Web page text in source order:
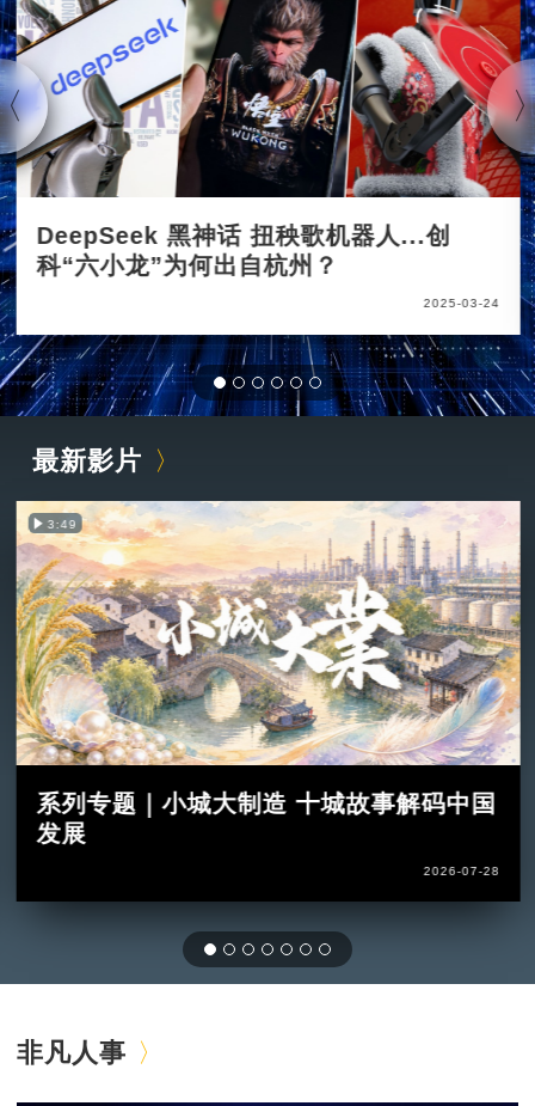
DeepSeek 黑神话 扭秧歌机器人...创
科“六小龙”为何出自杭州？
2025-03-24
最新影片
3:49
系列专题｜小城大制造 十城故事解码中国
发展
2026-07-28
非凡人事